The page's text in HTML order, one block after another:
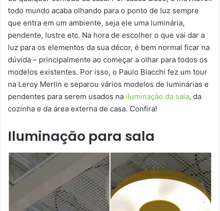
todo mundo acaba olhando para o ponto de luz sempre
que entra em um ambiente, seja ele uma luminária,
pendente, lustre etc. Na hora de escolher o que vai dar a
luz para os elementos da sua décor, é bem normal ficar na
dúvida – principalmente ao começar a olhar para todos os
modelos existentes. Por isso, o Paulo Biacchi fez um tour
na Leroy Merlin e separou vários modelos de luminárias e
pendentes para serem usados na iluminação da sala, da
cozinha e da área externa de casa. Confira!
Iluminação para sala